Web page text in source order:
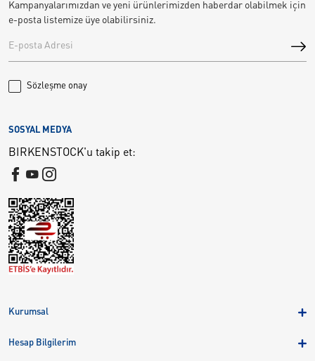
Kampanyalarımızdan ve yeni ürünlerimizden haberdar olabilmek için
e-posta listemize üye olabilirsiniz.
Sözleşme onay
Kurumsal
Hesap Bilgilerim
SOSYAL MEDYA
BIRKENSTOCK'u takip et: